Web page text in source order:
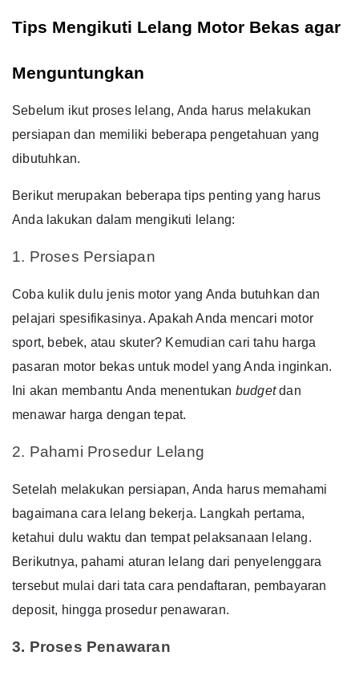
Tips Mengikuti Lelang Motor Bekas agar
Menguntungkan
Sebelum ikut proses lelang, Anda harus melakukan
persiapan dan memiliki beberapa pengetahuan yang
dibutuhkan.
Berikut merupakan beberapa tips penting yang harus
Anda lakukan dalam mengikuti lelang:
1. Proses Persiapan
Coba kulik dulu jenis motor yang Anda butuhkan dan
pelajari spesifikasinya. Apakah Anda mencari motor
sport, bebek, atau skuter? Kemudian cari tahu harga
pasaran motor bekas untuk model yang Anda inginkan.
Ini akan membantu Anda menentukan budgetdan
menawar harga dengan tepat.
2. Pahami Prosedur Lelang
Setelah melakukan persiapan, Anda harus memahami
bagaimana cara lelang bekerja. Langkah pertama,
ketahui dulu waktu dan tempat pelaksanaan lelang.
Berikutnya, pahami aturan lelang dari penyelenggara
tersebut mulai dari tata cara pendaftaran, pembayaran
deposit, hingga prosedur penawaran.
3. Proses Penawaran